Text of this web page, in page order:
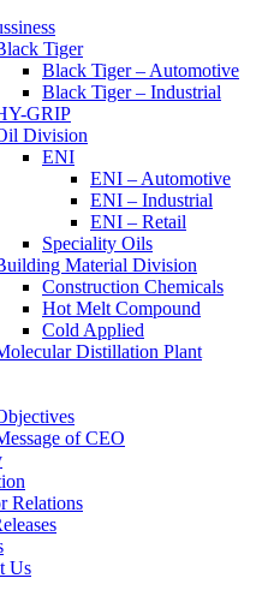
Tiger
Black Tiger – Automotive
Black Tiger – Industrial
GRIP
Division
ENI
ENI – Automotive
ENI – Industrial
ENI – Retail
Speciality Oils
Material Division
Construction Chemicals
Hot Melt Compound
Cold Applied
Distillation Plant
of CEO
Relations
Us